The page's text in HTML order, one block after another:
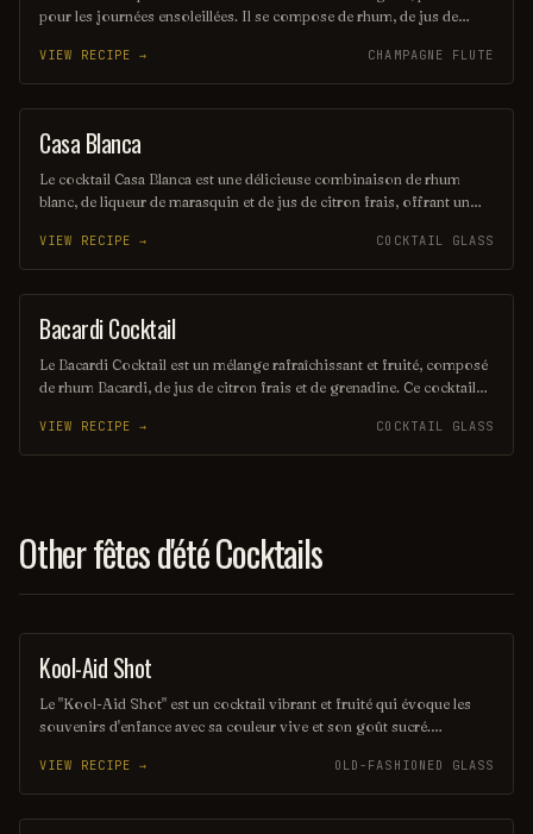
pour les journées ensoleillées. Il se compose de rhum, de jus de
pour une texture onctueuse. Servi dans un verre à cocktail, il offre
une explosion de saveurs fruitées et acidulées.
VIEW RECIPE → CHAMPAGNE FLUTE
ORDINARY DRINK
Casa Blanca
Le cocktail Casa Blanca est une délicieuse combinaison de rhum
blanc, de liqueur de marasquin et de jus de citron frais, offrant un
des saveurs exotiques et rafraîchissantes, idéal pour les soirées d'été.
Sa présentation élégante en fait un choix sophistiqué pour les
amateurs de cocktails.
VIEW RECIPE → COCKTAIL GLASS
ORDINARY DRINK
Bacardi Cocktail
Le Bacardi Cocktail est un mélange rafraîchissant et fruité, composé
de rhum Bacardi, de jus de citron frais et de grenadine. Ce cocktail
tropicales et une ambiance estivale. Parfait pour les amateurs de
rhum, il séduit par sa simplicité et son goût délicat.
VIEW RECIPE → COCKTAIL GLASS
Other fêtes d'été Cocktails
SHOT
Kool-Aid Shot
Le "Kool-Aid Shot" est un cocktail vibrant et fruité qui évoque les
souvenirs d'enfance avec sa couleur vive et son goût sucré.
Aid, ce shot rafraîchissant est parfait pour les fêtes et les soirées
entre amis. Sa simplicité et son côté ludique en font un choix
populaire pour ceux qui cherchent à s'amuser.
VIEW RECIPE → OLD-FASHIONED GLASS